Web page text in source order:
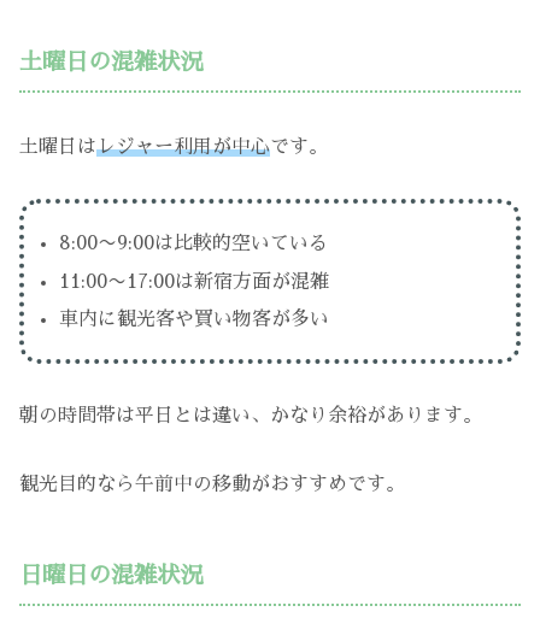
土曜日の混雑状況
土曜日はレジャー利用が中心です。
8:00〜9:00は比較的空いている
11:00〜17:00は新宿方面が混雑
車内に観光客や買い物客が多い
朝の時間帯は平日とは違い、かなり余裕があります。
観光目的なら午前中の移動がおすすめです。
日曜日の混雑状況